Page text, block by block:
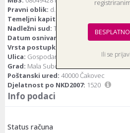
Pravni oblik: d.o.o.(društvo s
Temeljni kapital:
Nadležni sud: Trgovački sud u Varaždinu
Datum osnivanja:
7.7.2004.
Vrsta postupka:
Ulica: Gospodarska 1
Grad: Mala Subotica
Poštanski ured: 40000 Čakovec
Djelatnost po NKD2007: 1520
Info podaci
Ili se
Status računa